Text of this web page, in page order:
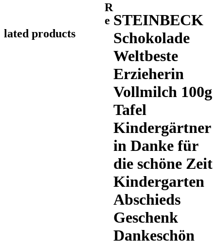
STEINBECK
Schokolade
Weltbeste
Erzieherin
Vollmilch 100g
Tafel
Kindergärtner
in Danke für
die schöne Zeit
Kindergarten
Abschieds
Geschenk
Dankeschön
R
e
lated products